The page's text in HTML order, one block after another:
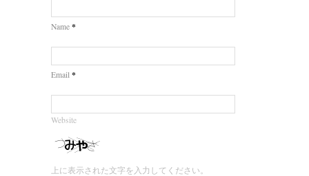
Name *
Email *
Website
上に表示された文字を入力してください。